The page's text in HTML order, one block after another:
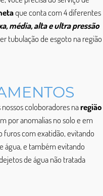
que conta com 4 diferentes
média, alta e ultra pressão
tubulação de esgoto na região
coloboradores naregião
por anomalias no solo e em
furos com exatidão, evitando
água, e também evitando
de água não tratada